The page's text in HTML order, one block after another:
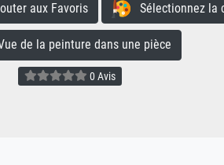
aux Favoris Sélectionnez la
de la peinture dans une pièce
0 Avis